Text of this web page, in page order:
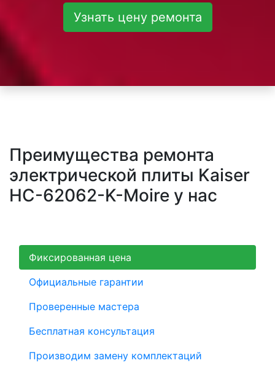
Узнать цену ремонта
Преимущества ремонта
электрической плиты Kaiser
HC-62062-K-Moire у нас
Фиксированная цена
Официальные гарантии
Проверенные мастера
Бесплатная консультация
Производим замену комплектаций